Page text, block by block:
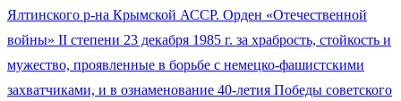
Ялтинского р-на Крымской АССР. Орден «Отечественной
войны» II степени 23 декабря 1985 г. за храбрость, стойкость и
мужество, проявленные в борьбе с немецко-фашистскими
захватчиками, и в ознаменование 40-летия Победы советского